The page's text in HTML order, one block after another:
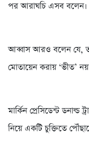
পর আরাঘচি এসব বলেন।
আব্বাস আরও বলেন যে,
মোতায়েন করায় ‘ভীত’
মার্কিন প্রেসিডেন্ট ডনাল্ড
নিয়ে একটি চুক্তিতে